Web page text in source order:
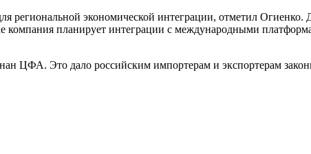
региональной экономической интеграции, отметил Огиенко.
планирует интеграции с международными
ЦФА. Это дало российским импортерам и экспортерам